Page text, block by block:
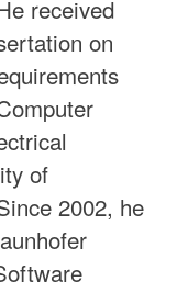
received
on
of
2002, he